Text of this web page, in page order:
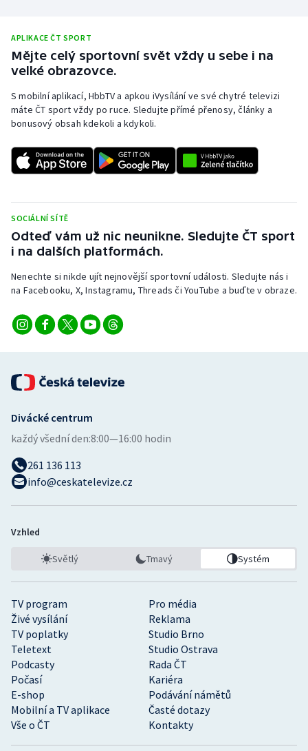
APLIKACE ČT SPORT
Mějte celý sportovní svět vždy u sebe i na
velké obrazovce.
S mobilní aplikací, HbbTV a apkou iVysílání ve své chytré televizi
máte ČT sport vždy po ruce. Sledujte přímé přenosy, články a
bonusový obsah kdekoli a kdykoli.
SOCIÁLNÍ SÍTĚ
Odteď vám už nic neunikne. Sledujte ČT sport
i na dalších platformách.
Nenechte si nikde ujít nejnovější sportovní události. Sledujte nás i
na Facebooku, X, Instagramu, Threads či YouTube a buďte v obraze.
TV program
Pro média
Živé vysílání
Reklama
TV poplatky
Studio Brno
Teletext
Studio Ostrava
Podcasty
Rada ČT
Počasí
Kariéra
E-shop
Podávání námětů
Mobilní a TV aplikace
Časté dotazy
Vše o ČT
Kontakty
Divácké centrum
každý všední den:8:00—16:00 hodin
261 136 113
info@ceskatelevize.cz
Vzhled
Světlý Tmavý Systém